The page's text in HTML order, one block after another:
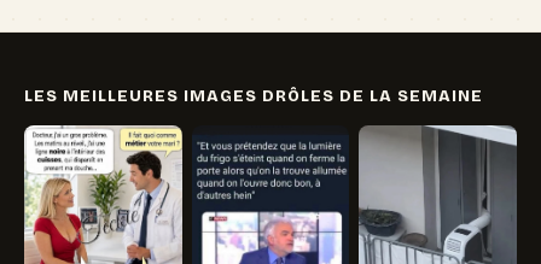
LES MEILLEURES IMAGES DRÔLES DE LA SEMAINE